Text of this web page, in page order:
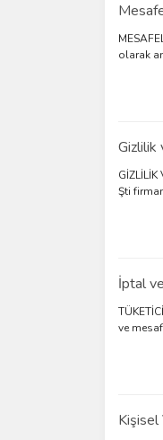
olarak
Gizlilik
Şti
İptal
ve
Kişisel